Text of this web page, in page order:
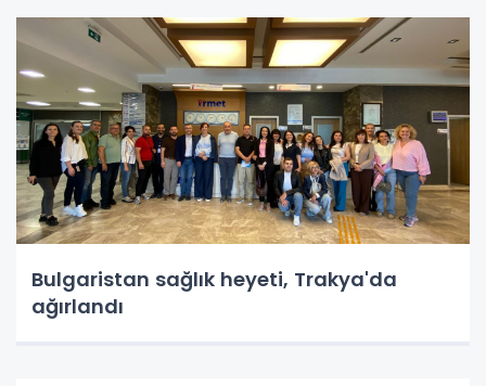
Bulgaristan sağlık heyeti, Trakya'da
ağırlandı